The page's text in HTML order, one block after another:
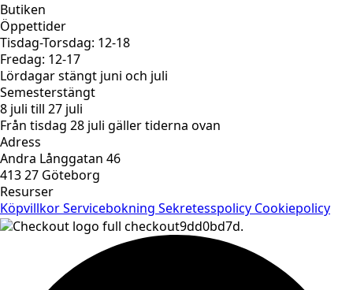
Butiken
Öppettider
Tisdag-Torsdag: 12-18
Fredag: 12-17
Lördagar stängt juni och juli
Semesterstängt
8 juli till 27 juli
Från tisdag 28 juli gäller tiderna ovan
Adress
Andra Långgatan 46
413 27 Göteborg
Resurser
KöpvillkorServicebokning Sekretesspolicy Cookiepolicy